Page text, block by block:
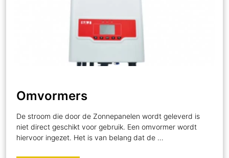
Omvormers
De stroom die door de Zonnepanelen wordt geleverd is
niet direct geschikt voor gebruik. Een omvormer wordt
hiervoor ingezet. Het is van belang dat de …